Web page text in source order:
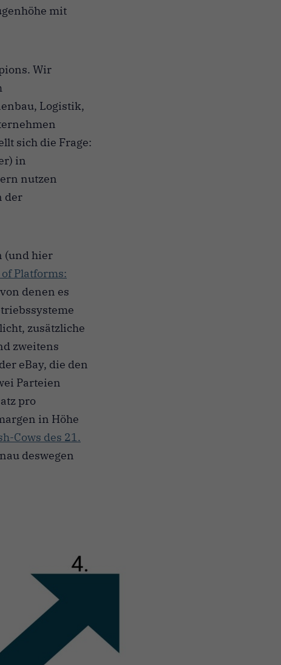
mit
Wir
Logistik,
sich die Frage:
in
nutzen
der
(und hier
Platforms:
von denen es
zusätzliche
zweitens
eBay, die den
Parteien
pro
in Höhe
Cows des 21.
deswegen